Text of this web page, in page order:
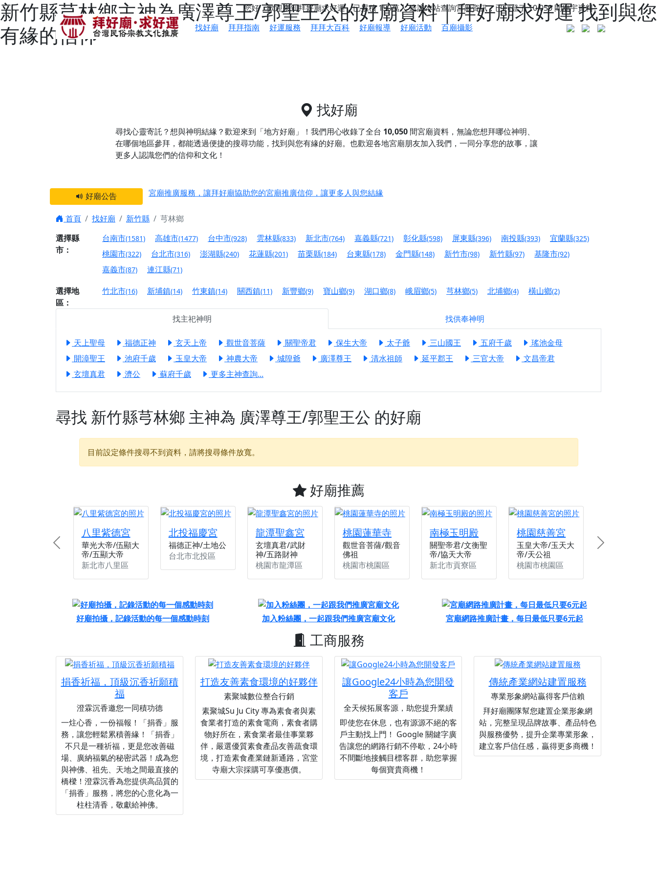
新竹縣芎林鄉主神為廣澤尊王/郭聖王公的好廟資料｜拜好廟求好運 找到與您
有緣的信仰
您好，歡迎來到拜好廟求好運，已累積150萬人造訪本站查詢宮廟資訊，已刊登了10,050間廟宇資料。
找好廟
拜拜指南 好運服務 拜拜大百科 好廟報導 好廟活動 百廟攝影
找好廟
尋找心靈寄託？想與神明結緣？歡迎來到「地方好廟」！我們用心收錄了全台 10,050 間宮廟資料，無論您想拜哪位神明、
在哪個地區參拜，都能透過便捷的搜尋功能，找到與您有緣的好廟。 也歡迎各地宮廟朋友加入我們，一同分享您的故事，讓
更多人認識您們的信仰和文化！
好廟公告
宮廟推廣服務，讓拜好廟協助您的宮廟推廣信仰，讓更多人與您結緣
之旅」！
【台北北投 唭哩岸慈生宮】慶讚中元普渡法會，誠摯邀請您一同參與，為自己與家人累積福德、祈求平安好運
【屏東縣獅子鄉 楓港清華山聖天宮】驪山母娘聖誕暨中元普渡大法會，誠邀十方善信大德，一同回到母娘慈悲座前，祈福納祥、慎
終追遠、廣植福田
【桃園市 桃園蓮華寺】盂蘭盆中元報恩法會，這場法會不只是超薦與普渡，更是一份對祖先的感恩、對親人的思念，也是為家人祈
願平安順遂的慈悲心意。
【新北貢寮 南極玉明殿】中元普渡大法會，誠摯歡迎十方善信大德隨喜贊普，為祖先親眷祈求安息，也為自身與家人累積福德、種
【桃園慈善宮(天公廟)】中元普渡交給專業的來，省時省力又積福！「玉皇大帝 大天尊」 親自坐鎮主法！幫你累積的功德福報自然
是「超級加倍」！
【台北北投 福慶宮】慶讚中元普渡法會，誠摯邀請十方善信大德，一同回到北投土地公埔，祈願闔家平安、地方祥和、福運綿長。
【桃園龜山 慈恩宮】瑤池金母聖誕祝壽盛典，邀請十方善信大德蒞臨參香祝壽，同沐母娘慈光，共祈平安吉祥
【新北八里 紫德宮】丙午年中元普渡讚普超薦法會，普施眾生・慎終追遠・廣植福田
【台北北投金虎爺會】父親節陪爸爸一起闖關趣，邀請大小朋友一起留下珍貴的家庭回憶
【新北八里 紫德宮】父親節奉茶感恩活動，一杯茶，一份心意；一句感謝，一生難忘。
【桃園新屋 深圳玄天宮】農曆七月擴大犒軍科儀，吉祥月不只有普渡祈福，也有一份感謝守護的虔誠心意
【桃園新屋 深圳玄天宮】七娘媽聖誕祝壽慶典，誠摯邀請十方善信大德攜家帶眷前來參香，共同向七娘媽祝壽祈福
【桃園慈善宮(天公廟)】虎爺元帥 開光大典，祈求虎爺神威護持，庇佑闔家平安、財運亨通、事業順遂、百邪退散。
歡迎友廟長官、小編加入我們LINE官方帳號，讓我們協助您的廟宇推廣。
歡迎信眾分享您前往廟宇的參拜體驗，推廣您的信仰
首頁 找好廟 新竹縣
芎林鄉
選擇縣
市：
台南市(1581) 高雄市(1477) 台中市(928) 雲林縣(833) 新北市(764) 嘉義縣(721) 彰化縣(598) 屏東縣(396) 南投縣(393) 宜蘭縣(325)
桃園市(322) 台北市(316) 澎湖縣(240) 花蓮縣(201) 苗栗縣(184) 台東縣(178) 金門縣(148) 新竹市(98) 新竹縣(97) 基隆市(92)
嘉義市(87) 連江縣(71)
選擇地
區：
竹北市(16) 新埔鎮(14) 竹東鎮(14) 關西鎮(11) 新豐鄉(9) 寶山鄉(9) 湖口鄉(8) 峨眉鄉(5) 芎林鄉(5) 北埔鄉(4) 橫山鄉(2)
找主祀神明 找供奉神明
天上聖母 福德正神 玄天上帝 觀世音菩薩 關聖帝君 保生大帝 太子爺 三山國王 五府千歲
瑤池金母
開漳聖王
池府千歲 玉皇大帝 神農大帝 城隍爺 廣澤尊王 清水祖師 延平郡王 三官大帝
文昌帝君
玄壇真君
濟公 蘇府千歲 更多主神查詢...
尋找 新竹縣芎林鄉 主神為 廣澤尊王/郭聖王公 的好廟
目前設定條件搜尋不到資料，請將搜尋條件放寬。
好廟推薦
八里紫德宮
華光大帝/伍顯大
帝/五顯大帝
新北市八里區
北投福慶宮
福德正神/土地公
台北市北投區
龍潭聖鑫宮
玄壇真君/武財
神/五路財神
桃園市龍潭區
桃園蓮華寺
觀世音菩薩/觀音
佛祖
桃園市桃園區
南極玉明殿
關聖帝君/文衡聖
帝/協天大帝
新北市貢寮區
桃園慈善宮
玉皇大帝/玉天大
帝/天公祖
桃園市桃園區
Previous Next
好廟拍攝，記錄活動的每一個感動時刻 加入粉絲團，一起跟我們推廣宮廟文化 宮廟網路推廣計畫，每日最低只要6元起
工商服務
捐香祈福，頂級沉香祈願積
福
澄霖沉香邀您一同積功德
一炷心香，一份福報！「捐香」服
務，讓您輕鬆累積善緣！「捐香」
不只是一種祈福，更是您改善磁
場、廣納福氣的秘密武器！成為您
與神佛、祖先、天地之間最直接的
橋樑！澄霖沉香為您提供高品質的
「捐香」服務，將您的心意化為一
柱柱清香，敬獻給神佛。
打造友善素食環境的好夥伴
素聚城數位整合行銷
素聚城Su Ju City 專為素食者與素
食業者打造的素食電商，素食者購
物好所在，素食業者最佳事業夥
伴，嚴選優質素食產品友善蔬食環
境，打造素食產業鏈新通路，宮堂
寺廟大宗採購可享優惠價。
讓Google24小時為您開發
客戶
全天候拓展客源，助您提升業績
即使您在休息，也有源源不絕的客
戶主動找上門！ Google 關鍵字廣
告讓您的網路行銷不停歇，24小時
不間斷地接觸目標客群，助您掌握
每個寶貴商機！
傳統產業網站建置服務
專業形象網站贏得客戶信賴
拜好廟團隊幫您建置企業形象網
站，完整呈現品牌故事、產品特色
與服務優勢，提升企業專業形象，
建立客戶信任感，贏得更多商機！